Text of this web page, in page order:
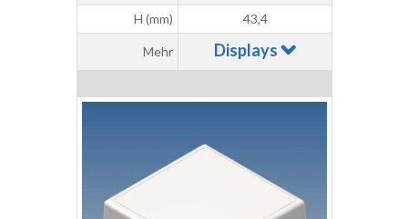
H (mm)
43,4
Mehr Displays